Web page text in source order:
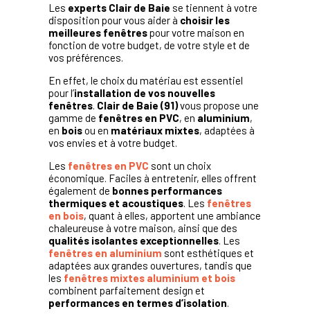
Les experts Clair de Baie se tiennent à votre
disposition pour vous aider à choisir les
meilleures fenêtrespour votre maison en
fonction de votre budget, de votre style et de
vos préférences.
En effet, le choix du matériau est essentiel
pour l’installation de vos nouvelles
fenêtres. Clair de Baie (91)vous propose une
gamme de fenêtres en PVC, en aluminium,
en boisou en matériaux mixtes, adaptées à
vos envies et à votre budget.
Les fenêtres en PVC sont un choix
économique. Faciles à entretenir, elles offrent
également de bonnes performances
thermiques et acoustiques. Les fenêtres
en bois, quant à elles, apportent une ambiance
chaleureuse à votre maison, ainsi que des
qualités isolantes exceptionnelles. Les
fenêtres en aluminium sont esthétiques et
adaptées aux grandes ouvertures, tandis que
les fenêtres mixtes aluminium et bois
combinent parfaitement design et
performances en termes d’isolation.